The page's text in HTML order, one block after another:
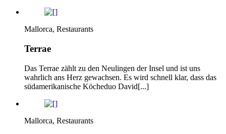
Mallorca, Restaurants
Terrae
Das Terrae zählt zu den Neulingen der Insel und ist uns
wahrlich ans Herz gewachsen. Es wird schnell klar, dass das
südamerikanische Köcheduo David[...]
Mallorca, Restaurants